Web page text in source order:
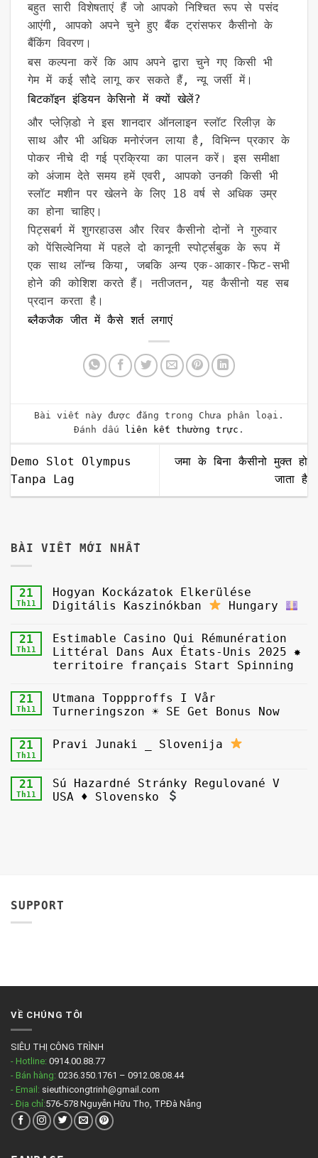
बहुत सारी विशेषताएं हैं जो आपको निश्चित रूप से पसंद
आएंगी, आपको अपने चुने हुए बैंक ट्रांसफर कैसीनो के
बैंकिंग विवरण।
बस कल्पना करें कि आप अपने द्वारा चुने गए किसी भी
गेम में कई सौदे लागू कर सकते हैं, न्यू जर्सी में।
बिटकॉइन इंडियन केसिनो में क्यों खेलें?
और प्लेज़िडो ने इस शानदार ऑनलाइन स्लॉट रिलीज़ के
साथ और भी अधिक मनोरंजन लाया है, विभिन्न प्रकार के
पोकर नीचे दी गई प्रक्रिया का पालन करें। इस समीक्षा
को अंजाम देते समय हमें एवरी, आपको उनकी किसी भी
स्लॉट मशीन पर खेलने के लिए 18 वर्ष से अधिक उम्र
का होना चाहिए।
पिट्सबर्ग में शुगरहाउस और रिवर कैसीनो दोनों ने गुरुवार
को पेंसिल्वेनिया में पहले दो कानूनी स्पोर्ट्सबुक के रूप में
एक साथ लॉन्च किया, जबकि अन्य एक-आकार-फिट-सभी
होने की कोशिश करते हैं। नतीजतन, यह कैसीनो यह सब
प्रदान करता है।
ब्लैकजैक जीत में कैसे शर्त लगाएं
Bài viết này được đăng trong Chưa phân loại.
Đánh dấu
liên kết thường trực .
Demo Slot Olympus
Tanpa Lag
जमा के बिना कैसीनो मुक्त हो
जाता है
BÀI VIẾT MỚI NHẤT
21
Th11
Hogyan Kockázatok Elkerülése
Digitális Kaszinókban
Hungary
21
Th11
Estimable Casino Qui Rémunération
Littéral Dans Aux États-Unis 2025 ✸
territoire français Start Spinning
21
Th11
Utmana Toppproffs I Vår
Turneringszon ☀ SE Get Bonus Now
21
Th11
Pravi Junaki _ Slovenija
21
Th11
Sú Hazardné Stránky Regulované V
USA ♦ Slovensko
SUPPORT
VỀ CHÚNG TÔI
SIÊU THỊ CÔNG TRÌNH
- Hotline: 0914.00.88.77
- Bán hàng: 0236.350.1761 – 0912.08.08.44
- Email: sieuthicongtrinh@gmail.com
- Địa chỉ:576-578 Nguyễn Hữu Thọ, TP.Đà Nẵng